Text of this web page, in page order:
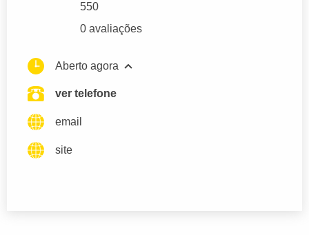
550
0 avaliações
Aberto agora
ver telefone
email
site